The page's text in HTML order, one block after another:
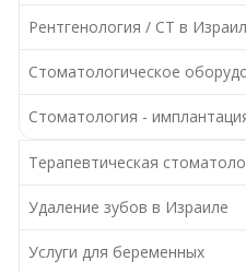
Рентгенология / СТ в
Стоматологическое
Стоматология -
Терапевтическая
Удаление зубов в Израиле
Услуги для беременных